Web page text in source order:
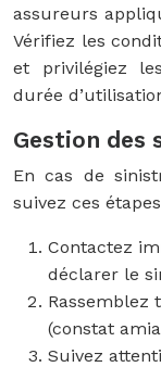
assureurs
Vérifiez les
et privilégiez
durée
Gestion des
En cas de
suivez ces
Contactez
déclarer le
Rassemblez
(constat
Suivez